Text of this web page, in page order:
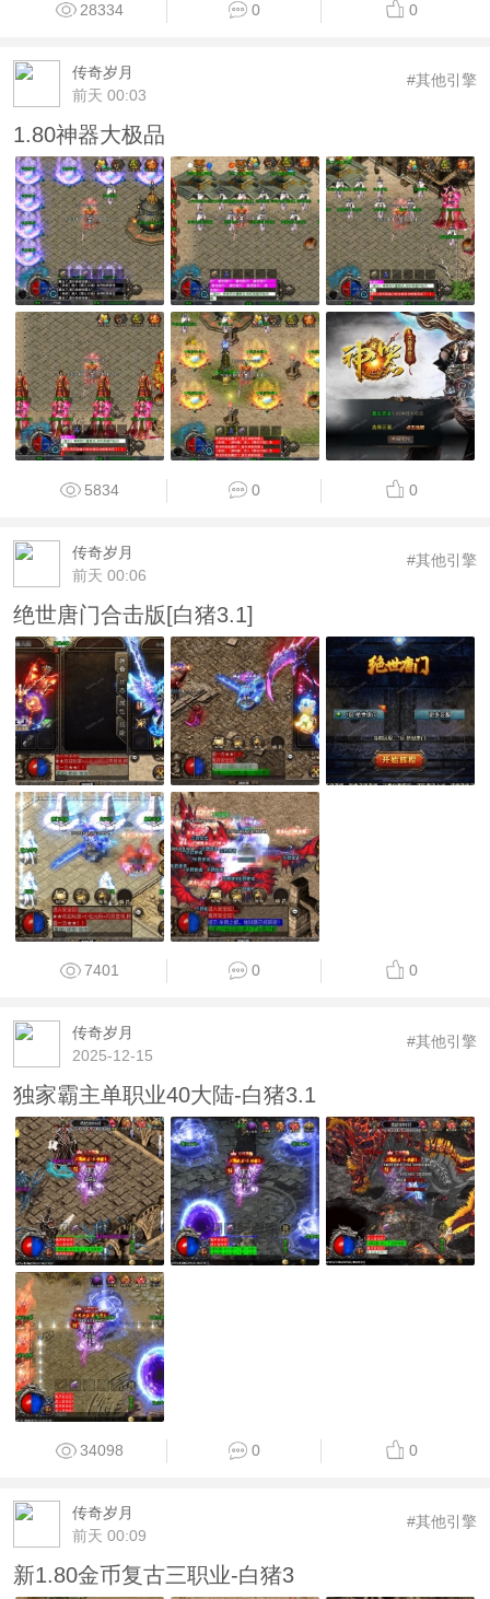
28334 0 0
传奇岁月
前天 00:03
#其他引擎
1.80神器大极品
5834 0 0
传奇岁月
前天 00:06
#其他引擎
绝世唐门合击版[白猪3.1]
7401 0 0
传奇岁月
2025-12-15
#其他引擎
独家霸主单职业40大陆-白猪3.1
34098 0 0
传奇岁月
前天 00:09
#其他引擎
新1.80金币复古三职业-白猪3